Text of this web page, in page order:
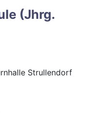
(Jhrg.
Strullendorf